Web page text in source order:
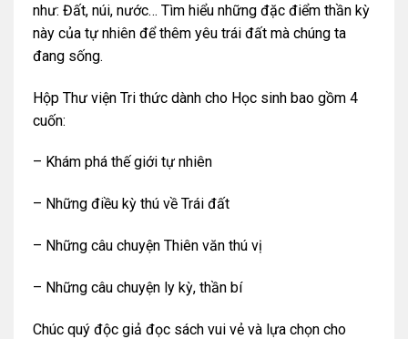
như: Đất, núi, nước… Tìm hiểu những đặc điểm thần kỳ
này của tự nhiên để thêm yêu trái đất mà chúng ta
đang sống.
Hộp Thư viện Tri thức dành cho Học sinh bao gồm 4
cuốn:
– Khám phá thế giới tự nhiên
– Những điều kỳ thú về Trái đất
– Những câu chuyện Thiên văn thú vị
– Những câu chuyện ly kỳ, thần bí
Chúc quý độc giả đọc sách vui vẻ và lựa chọn cho